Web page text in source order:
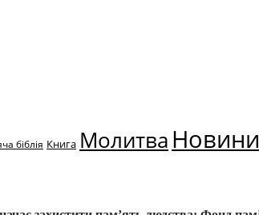
біблія Книга МолитваНовини